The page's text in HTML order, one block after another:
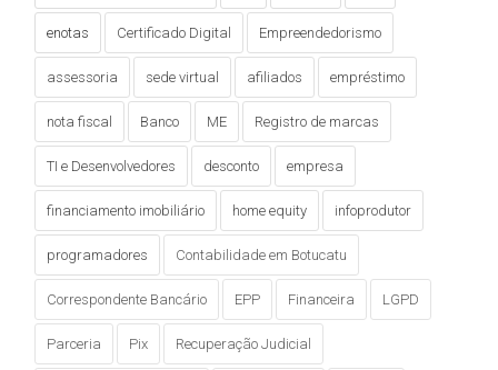
enotas Certificado Digital Empreendedorismo
assessoria sede virtual afiliados empréstimo
nota fiscal Banco ME Registro de marcas
TI e Desenvolvedores desconto empresa
financiamento imobiliário home equity infoprodutor
programadores Contabilidade em Botucatu
Correspondente Bancário EPP Financeira LGPD
Parceria Pix Recuperação Judicial